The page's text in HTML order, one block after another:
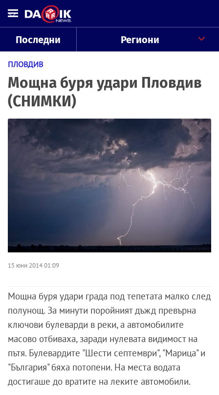
Последни Региони
ПЛОВДИВ
Мощна буря удари Пловдив
(СНИМКИ)
15 юни 2014 01:09
Мощна буря удари града под тепетата малко след
полунощ. За минути поройният дъжд превърна
ключови булеварди в реки, а автомобилите
масово отбиваха, заради нулевата видимост на
пътя. Булевардите "Шести септември", "Марица" и
"България" бяха потопени. На места водата
достигаше до вратите на леките автомобили.